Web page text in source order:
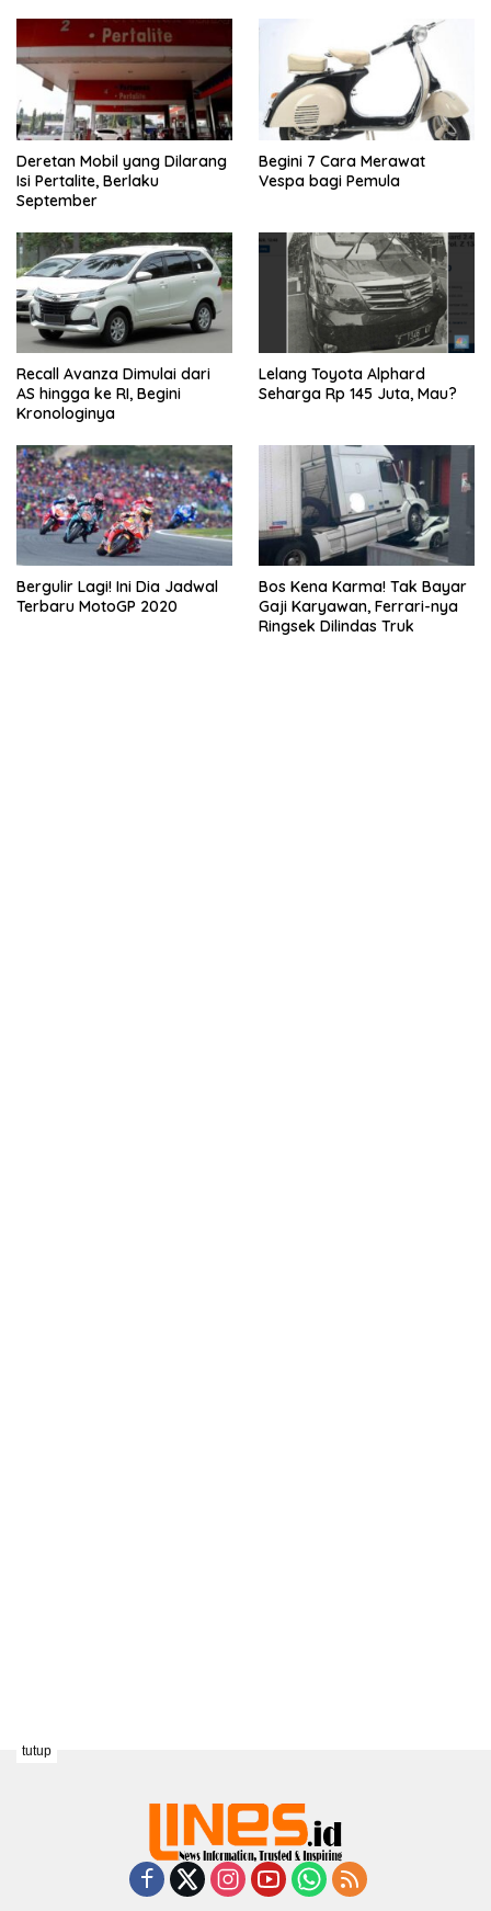
Deretan Mobil yang Dilarang
Isi Pertalite, Berlaku
September
Begini 7 Cara Merawat
Vespa bagi Pemula
Recall Avanza Dimulai dari
AS hingga ke RI, Begini
Kronologinya
Lelang Toyota Alphard
Seharga Rp 145 Juta, Mau?
Bergulir Lagi! Ini Dia Jadwal
Terbaru MotoGP 2020
Bos Kena Karma! Tak Bayar
Gaji Karyawan, Ferrari-nya
Ringsek Dilindas Truk
tutup